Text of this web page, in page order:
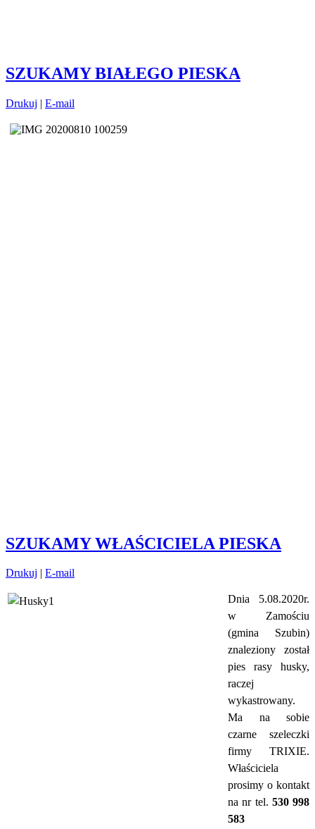
SZUKAMY BIAŁEGO PIESKA
Drukuj | E-mail
SZUKAMY WŁAŚCICIELA PIESKA
Drukuj | E-mail
Dnia 5.08.2020r.
w Zamościu
(gmina Szubin)
znaleziony został
pies rasy husky,
raczej
wykastrowany.
Ma na sobie
czarne szeleczki
firmy TRIXIE.
Właściciela
prosimy o kontakt
na nr tel. 530 998
583